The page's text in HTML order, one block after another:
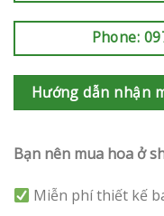
Phone:
Hướng dẫn nhận
Bạn nên mua hoa ở
Miễn phí thiết kế